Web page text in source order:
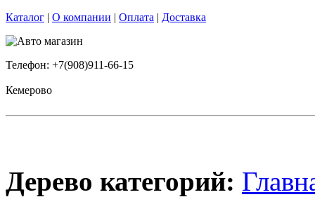
Каталог | О компании | Оплата | Доставка
Телефон: +7(908)911-66-15
Кемерово
Дерево категорий: